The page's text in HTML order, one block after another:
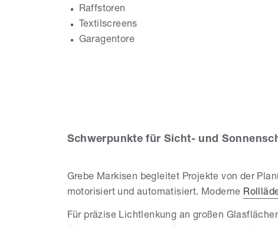
Raffstoren
Textilscreens
Garagentore
Schwerpunkte für Sicht- und
Grebe Markisen begleitet Projekte von der
motorisiert und automatisiert. Moderne
Für präzise Lichtlenkung an großen